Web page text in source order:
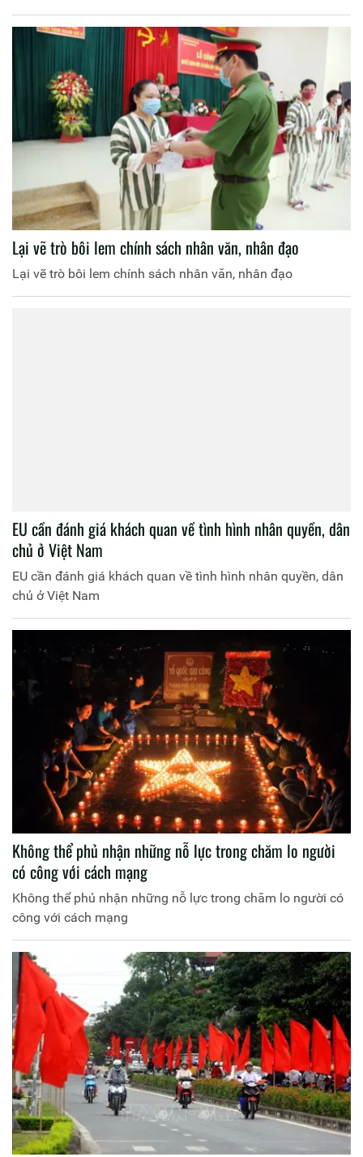
Lại vẽ trò bôi lem chính sách nhân văn, nhân đạo
Lại vẽ trò bôi lem chính sách nhân văn, nhân đạo
EU cần đánh giá khách quan về tình hình nhân quyền, dân
chủ ở Việt Nam
EU cần đánh giá khách quan về tình hình nhân quyền, dân
chủ ở Việt Nam
Không thể phủ nhận những nỗ lực trong chăm lo người
có công với cách mạng
Không thể phủ nhận những nỗ lực trong chăm lo người có
công với cách mạng